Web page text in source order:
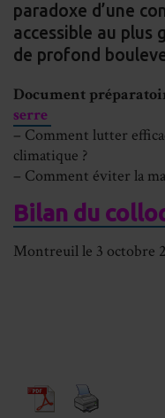
paradoxe d’une
accessible au plus
de profond
Document
serre
– Comment lutter
climatique ?
– Comment éviter la
Bilan du
Montreuil le 3 octobre